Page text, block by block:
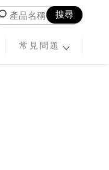
常見問題